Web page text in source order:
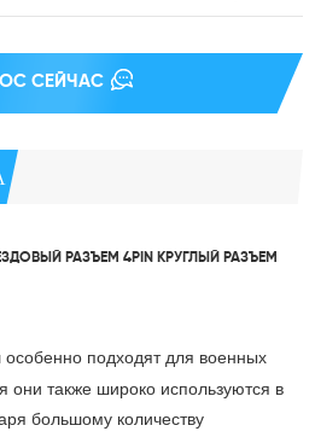
СЕЙЧАС
РАЗЪЕМ 4PIN КРУГЛЫЙ РАЗЪЕМ
особенно подходят для военных
также широко используются в
большому количеству